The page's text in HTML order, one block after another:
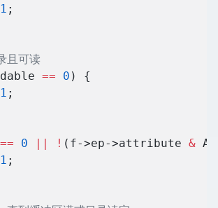
1 ;
且可读
== 0 ) {
1 ;
== 0 ! (f->ep->attribute &
1 ;